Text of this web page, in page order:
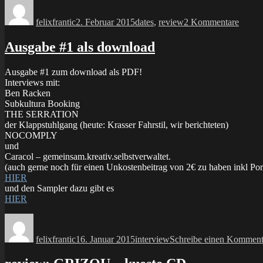
felixfrantic2. Februar 2015dates, review2 Kommentare24.01.
Ausgabe #1 als download
Ausgabe #1 zum download als PDF!
Interviews mit:
Ben Racken
Subkultura Booking
THE SERRATION
der Klappstuhlgang (heute: Krasser Fahrstil, wir berichteten)
NOCOMPLY
und
Caracol – gemeinsam.kreativ.selbstverwaltet.
(auch gerne noch für einen Unkostenbeitrag von 2€ zu haben inkl
HIER
und den Sampler dazu gibt es
HIER
felixfrantic16. Januar 2015interviewSchreibe einen